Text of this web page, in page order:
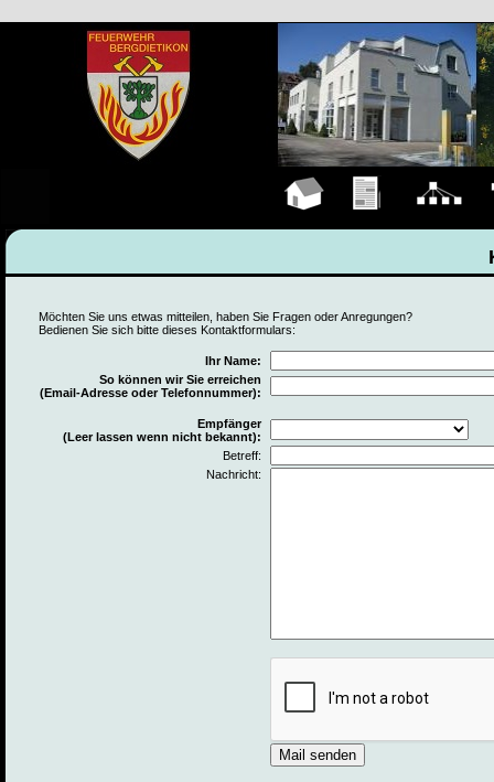
Möchten Sie uns etwas mitteilen, haben Sie Fragen oder Anregungen?
Bedienen Sie sich bitte dieses Kontaktformulars:
Ihr Name:
So können wir Sie erreichen
(Email-Adresse oder Telefonnummer):
Empfänger
(Leer lassen wenn nicht bekannt):
Betreff:
Nachricht: